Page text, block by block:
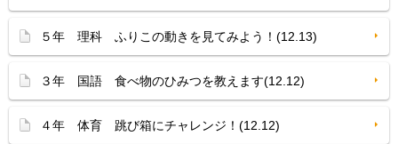
５年 理科 ふりこの動きを見てみよう！(12.13)
３年 国語 食べ物のひみつを教えます(12.12)
４年 体育 跳び箱にチャレンジ！(12.12)